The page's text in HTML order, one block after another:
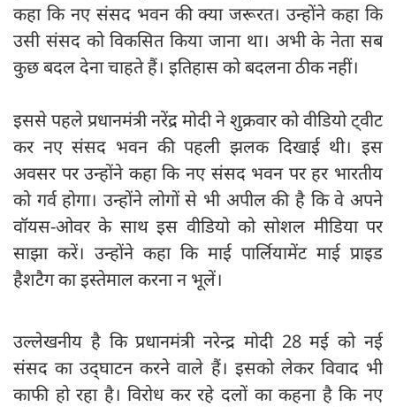
कहा कि नए संसद भवन की क्या जरूरत। उन्होंने कहा कि
उसी संसद को विकसित किया जाना था। अभी के नेता सब
कुछ बदल देना चाहते हैं। इतिहास को बदलना ठीक नहीं।
इससे पहले प्रधानमंत्री नरेंद्र मोदी ने शुक्रवार को वीडियो ट्वीट
कर नए संसद भवन की पहली झलक दिखाई थी। इस
अवसर पर उन्होंने कहा कि नए संसद भवन पर हर भारतीय
को गर्व होगा। उन्होंने लोगों से भी अपील की है कि वे अपने
वॉयस-ओवर के साथ इस वीडियो को सोशल मीडिया पर
साझा करें। उन्होंने कहा कि माई पार्लियामेंट माई प्राइड
हैशटैग का इस्तेमाल करना न भूलें।
उल्लेखनीय है कि प्रधानमंत्री नरेन्द्र मोदी 28 मई को नई
संसद का उद्‍घाटन करने वाले हैं। इसको लेकर विवाद भी
काफी हो रहा है। विरोध कर रहे दलों का कहना है कि नए